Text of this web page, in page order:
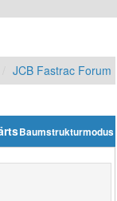
JCB Fastrac Forum
Baumstrukturmodus